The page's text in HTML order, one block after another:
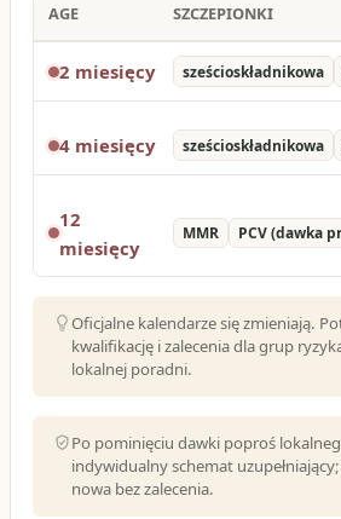
AGE SZCZEPIONKI
2 miesięcy sześcioskładnikowa
4 miesięcy sześcioskładnikowa
12
miesięcy
MMR PCV (dawka
Oficjalne kalendarze się zmieniają.
kwalifikację i zalecenia dla grup
lokalnej poradni.
Po pominięciu dawki poproś
indywidualny schemat
nowa bez zalecenia.